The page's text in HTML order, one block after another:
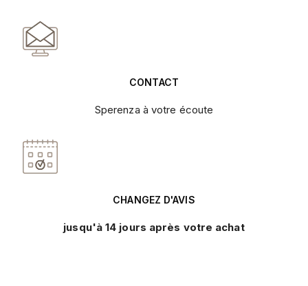
CONTACT
Sperenza à votre écoute
CHANGEZ D'AVIS
jusqu'à 14 jours après votre achat